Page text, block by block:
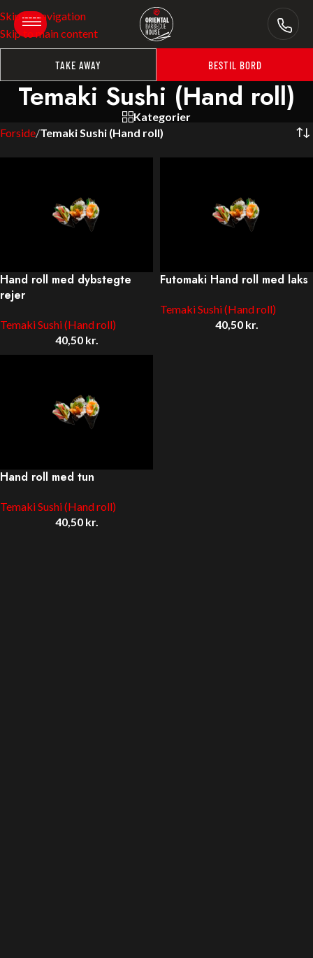
Skip to navigation
Skip to main content
TAKE AWAY BESTIL BORD
Temaki Sushi (Hand roll)
Kategorier
Forside/Temaki Sushi (Hand roll)
Hand roll med dybstegte
rejer
Temaki Sushi (Hand roll)
40,50 kr.
Futomaki Hand roll med laks
Temaki Sushi (Hand roll)
40,50 kr.
Hand roll med tun
Temaki Sushi (Hand roll)
40,50 kr.